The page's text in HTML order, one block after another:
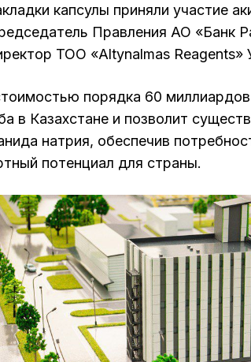
капсулы приняли участие
Правления АО «Банк
ТОО «Altynalmas Reagents»
порядка 60
в Казахстане и позволит
натрия, обеспечив
потенциал для страны.